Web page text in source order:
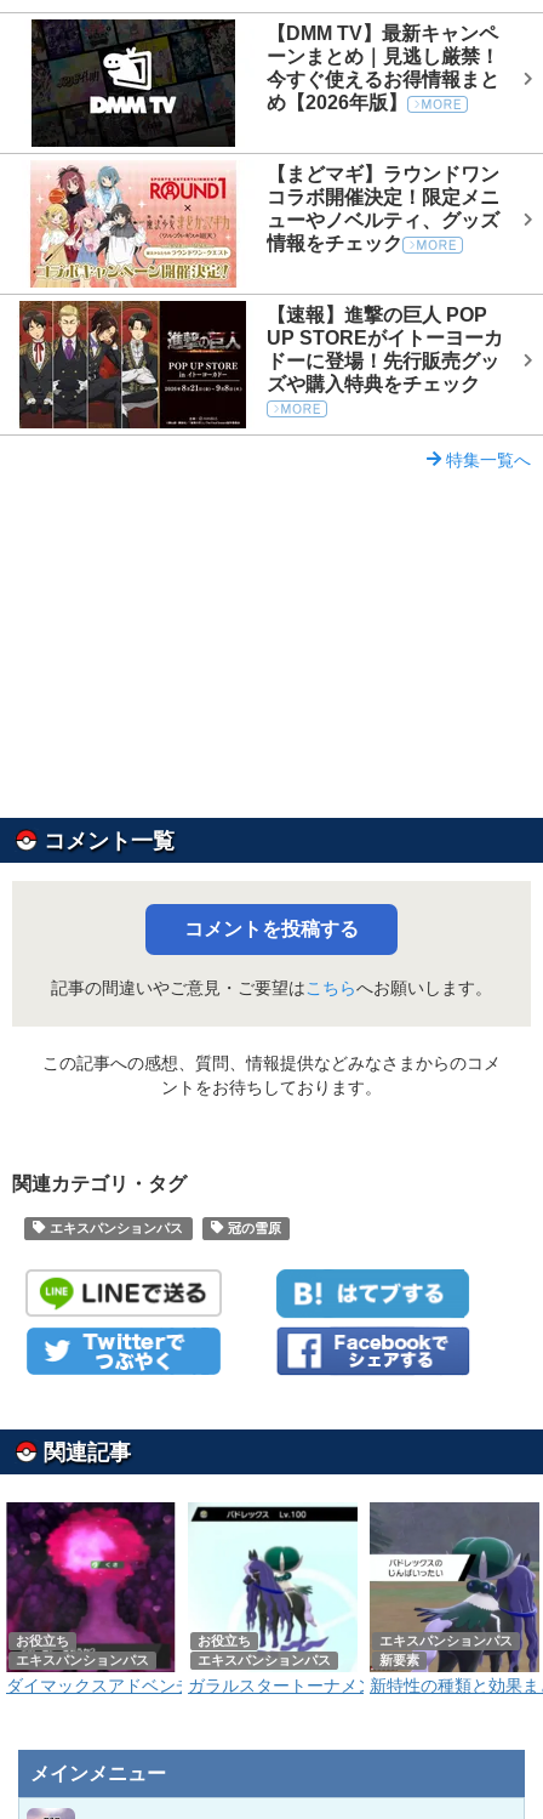
【DMM TV】最新キャンペ
ーンまとめ｜見逃し厳禁！
今すぐ使えるお得情報まと
め【2026年版】
【まどマギ】ラウンドワン
コラボ開催決定！限定メニ
ューやノベルティ、グッズ
情報をチェック
【速報】進撃の巨人 POP
UP STOREがイトーヨーカ
ドーに登場！先行販売グッ
ズや購入特典をチェック
特集一覧へ
コメント一覧
コメントを投稿する
記事の間違いやご意見・ご要望はこちらへお願いします。
この記事への感想、質問、情報提供などみなさまからのコメ
ントをお待ちしております。
関連カテゴリ・タグ
エキスパンションパス 冠の雪原
関連記事
お役立ち
エキスパンションパス
ダイマックスアドベンチャーの効率的な周回方法｜DLC冠の雪原
お役立ち
エキスパンションパス
ガラルスタートーナメントの効率的な周回方
エキスパンションパス
新要素
新特性の種類と効果
メインメニュー